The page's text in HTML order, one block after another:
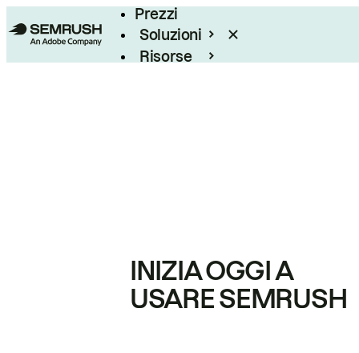
Prezzi
Soluzioni
Risorse
INIZIA OGGI A
USARE SEMRUSH